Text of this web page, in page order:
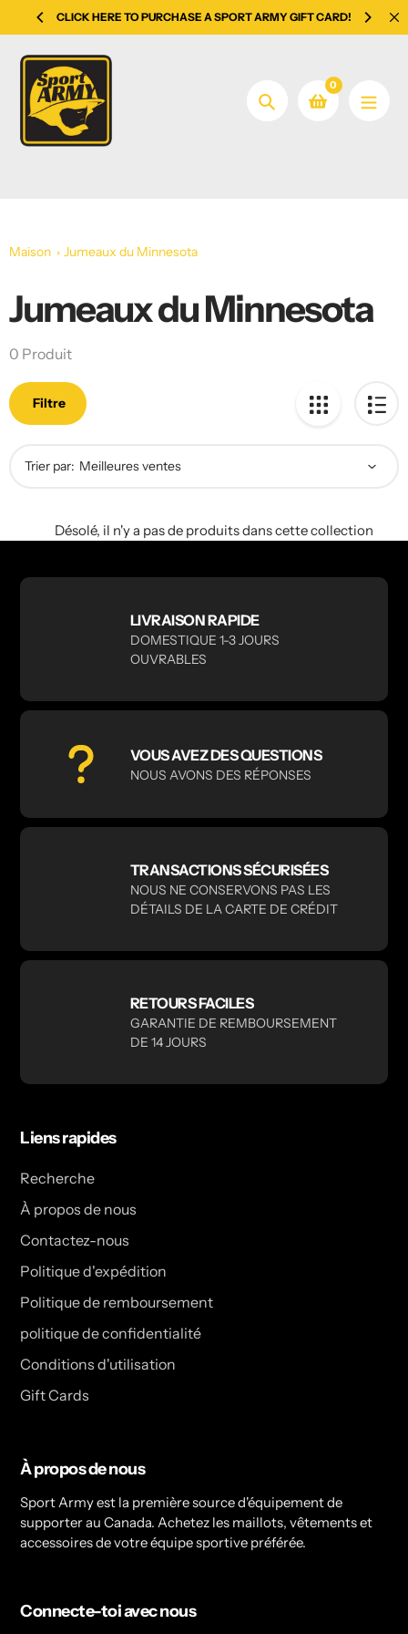
au
contenu
LA
CLICK HERE TO PURCHASE A SPORT ARMY GIFT CARD!
Chercher
0
Maison Jumeaux du Minnesota
Le
recueil:
Jumeaux du Minnesota
0 Produit
Filtre
Trier par:
Désolé, il n'y a pas de produits dans cette collection
LIVRAISON RAPIDE
DOMESTIQUE 1-3 JOURS
OUVRABLES
VOUS AVEZ DES QUESTIONS
NOUS AVONS DES RÉPONSES
TRANSACTIONS SÉCURISÉES
NOUS NE CONSERVONS PAS LES
DÉTAILS DE LA CARTE DE CRÉDIT
RETOURS FACILES
GARANTIE DE REMBOURSEMENT
DE 14 JOURS
Liens rapides
Recherche
À propos de nous
Contactez-nous
Politique d'expédition
Politique de remboursement
politique de confidentialité
Conditions d'utilisation
Gift Cards
À propos de nous
Sport Army est la première source d'équipement de
supporter au Canada. Achetez les maillots, vêtements et
accessoires de votre équipe sportive préférée.
Connecte-toi avec nous